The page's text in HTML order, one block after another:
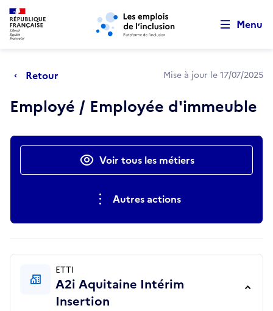
Aller au menu principal Aller au contenu principal
Menu
Retour Mise à jour le 17/07/2025
Employé / Employée d'immeuble
Actions rapidesVoir tous les métiers
Autres actions
ETTI
A2i Aquitaine Intérim
Insertion
Retour au début de la page
Panneau de gestion des cookies